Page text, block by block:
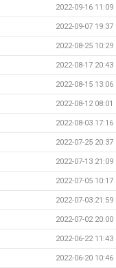
2022-09-16 11:09
2022-09-07 19:37
2022-08-25 10:29
2022-08-17 20:43
2022-08-15 13:06
2022-08-12 08:01
2022-08-03 17:16
2022-07-25 20:37
2022-07-13 21:09
2022-07-05 10:17
2022-07-03 21:59
2022-07-02 20:00
2022-06-22 11:43
2022-06-20 10:46